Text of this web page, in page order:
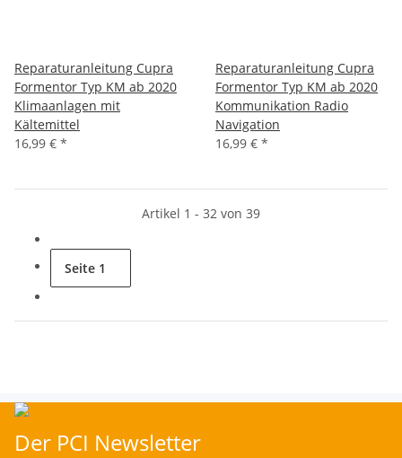
Reparaturanleitung Cupra
Formentor Typ KM ab 2020
Klimaanlagen mit
Kältemittel
16,99 € *
Reparaturanleitung Cupra
Formentor Typ KM ab 2020
Kommunikation Radio
Navigation
16,99 € *
Artikel 1 - 32 von 39
Seite 1
Der PCI Newsletter